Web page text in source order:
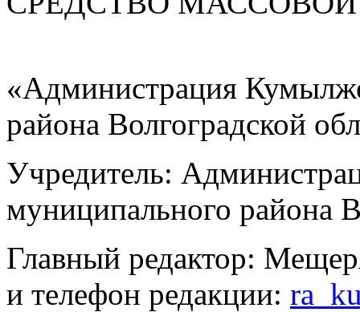
«Администрация
района Волгоградской
Учредитель:
муниципального района
Главный редактор:
и телефон редакции: